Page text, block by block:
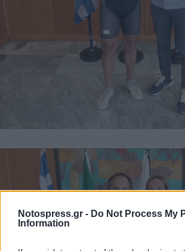
Notospress.gr - Do Not Process My
Information